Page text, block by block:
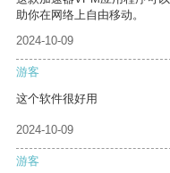
助你在网络上自由移动。
2024-10-09
游客
这个软件很好用
2024-10-09
游客